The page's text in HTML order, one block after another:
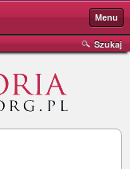
Menu
Szukaj